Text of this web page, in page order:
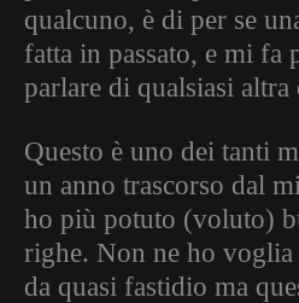
qualcuno, è di per se
fatta in passato, e mi fa
parlare di qualsiasi altra
Questo è uno dei tanti
un anno trascorso dal
ho più potuto (voluto)
righe. Non ne ho
da quasi fastidio ma